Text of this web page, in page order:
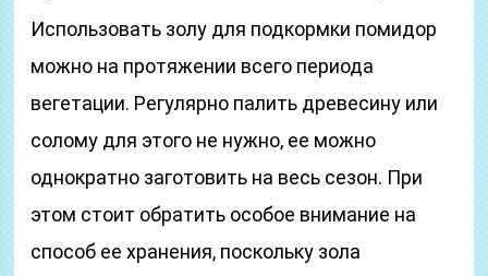
Использовать золу для подкормки помидор
можно на протяжении всего периода
вегетации. Регулярно палить древесину или
солому для этого не нужно, ее можно
однократно заготовить на весь сезон. При
этом стоит обратить особое внимание на
способ ее хранения, поскольку зола